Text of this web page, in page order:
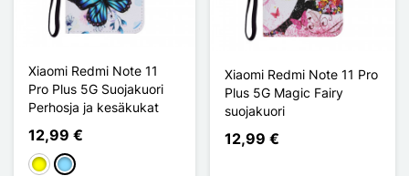
Xiaomi Redmi Note 11
Pro Plus 5G Suojakuori
Perhosja ja kesäkukat
12,99 €
KeltainenBleu Clair
Xiaomi Redmi Note 11 Pro
Plus 5G Magic Fairy
suojakuori
12,99 €